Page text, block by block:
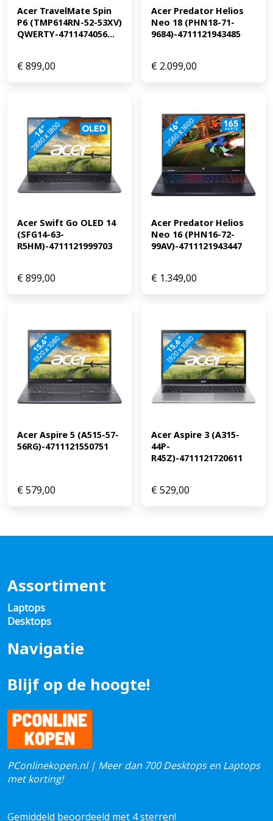
minder vatbaar voor virussen door de ingebouwde
beveiliging. De webcam sluit je gemakkelijk af met het
ingebouwde webcam schuifje. Ons advies van onze
Films en series kijken: geschikt Tekstverwerken en e-
gaming en multitasking: geschikt Grafische
bewerkingen, zware taken en gaming: minimaal een
Intel Core i5/AMD Ryzen 5 processor
Acer TravelMate Spin
P6 (TMP614RN-52-53XV)
QWERTY-4711474056...
€899,00
Acer Predator Helios
Neo 18 (PHN18-71-
9684)-4711121943485
€ 2.099,00
Acer Swift Go OLED 14
(SFG14-63-
R5HM)-4711121999703
€899,00
Acer Predator Helios
Neo 16 (PHN16-72-
99AV)-4711121943447
€ 1.349,00
Acer Aspire 5 (A515-57-
56RG)-4711121550751
€579,00
Acer Aspire 3 (A315-
44P-
R45Z)-4711121720611
€529,00
Assortiment
Laptops
Desktops
Navigatie
Blijf op de hoogte!
PConlinekopen.nl | Meer dan 700 Desktops en Laptops
met korting!
Gemiddeld beoordeeld met 4 sterren!